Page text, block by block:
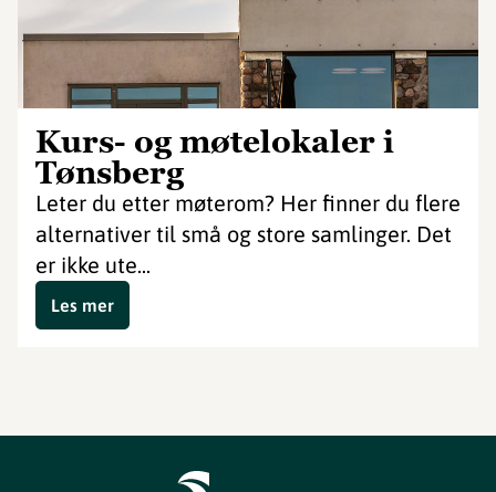
Kurs- og møtelokaler i
Tønsberg
Leter du etter møterom? Her finner du flere
alternativer til små og store samlinger. Det
er ikke ute...
Les mer